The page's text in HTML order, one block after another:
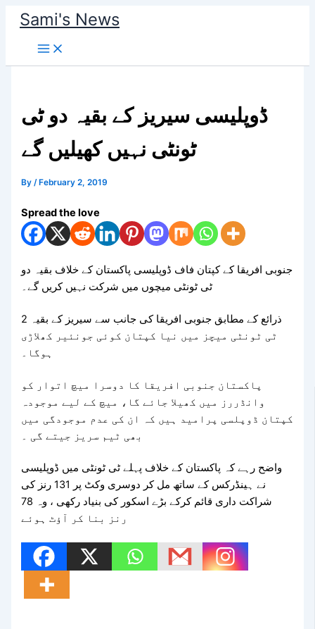
Skip
content
Sami's News
ڈوپلیسی سیریز کے بقیہ دو ٹی
ٹونٹی نہیں کھیلیں گے
By/ February 2, 2019
Spread the love
جنوبی افریقا کے کپتان فاف ڈوپلیسی پاکستان کے خلاف بقیہ دو
ٹی ٹونٹی میچوں میں شرکت نہیں کریں گے۔
ذرائع کے مطابق جنوبی افریقا کی جانب سے سیریز کے بقیہ 2
ٹی ٹونٹی میچز میں نیا کپتان کوئی جونئیر کھلاڑی
ہوگا۔
پاکستان جنوبی افریقا کا دوسرا میچ اتوار کو
وانڈررز میں کھیلا جائے گا، میچ کے لیے موجودہ
کپتان ڈوپلسی پرامید ہیں کہ ان کی عدم موجودگی میں
بھی ٹیم سریز جیتے گی ۔
واضح رہے کہ پاکستان کے خلاف پہلے ٹی ٹونٹی میں ڈوپلیسی
نے ہینڈرکس کے ساتھ مل کر دوسری وکٹ پر 131 رنز کی
شراکت داری قائم کرکے بڑے اسکور کی بنیاد رکھی ، وہ 78
رنز بنا کر آؤٹ ہوئے